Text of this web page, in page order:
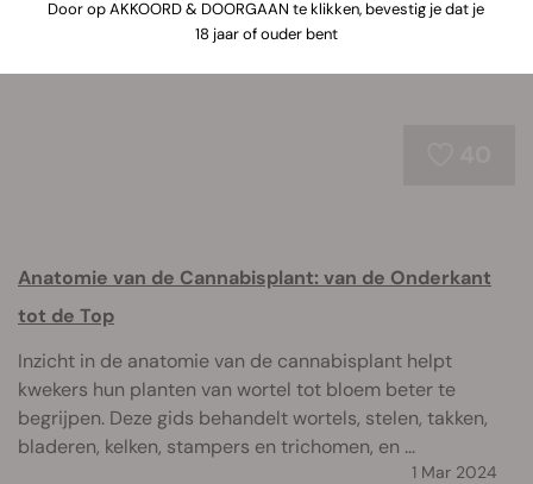
Anatomie van de Cannabisplant: van de Onderkant
tot de Top
Inzicht in de anatomie van de cannabisplant helpt
kwekers hun planten van wortel tot bloem beter te
begrijpen. Deze gids behandelt wortels, stelen, takken,
bladeren, kelken, stampers en trichomen, en ...
1 Mar 2024
Door op AKKOORD & DOORGAAN te klikken, bevestig je dat je
18 jaar of ouder bent